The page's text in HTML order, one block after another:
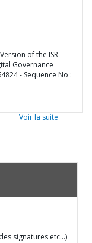
of the ISR -
Governance
- Sequence No :
Voir la suite
signatures etc…)